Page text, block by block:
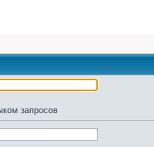
запросов